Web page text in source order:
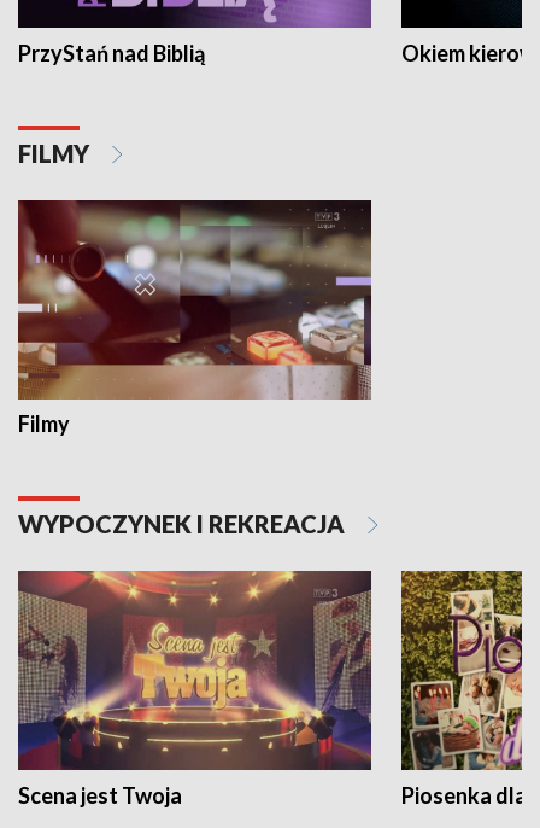
PrzyStań nad Biblią Okiem
FILMY
Filmy
WYPOCZYNEK I REKREACJA
Scena jest Twoja Piosenka dla